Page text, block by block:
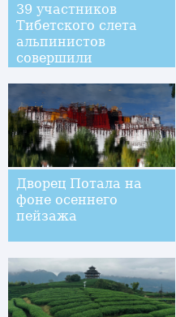
39 участников
Тибетского слета
альпинистов
совершили
Дворец Потала на
фоне осеннего
пейзажа